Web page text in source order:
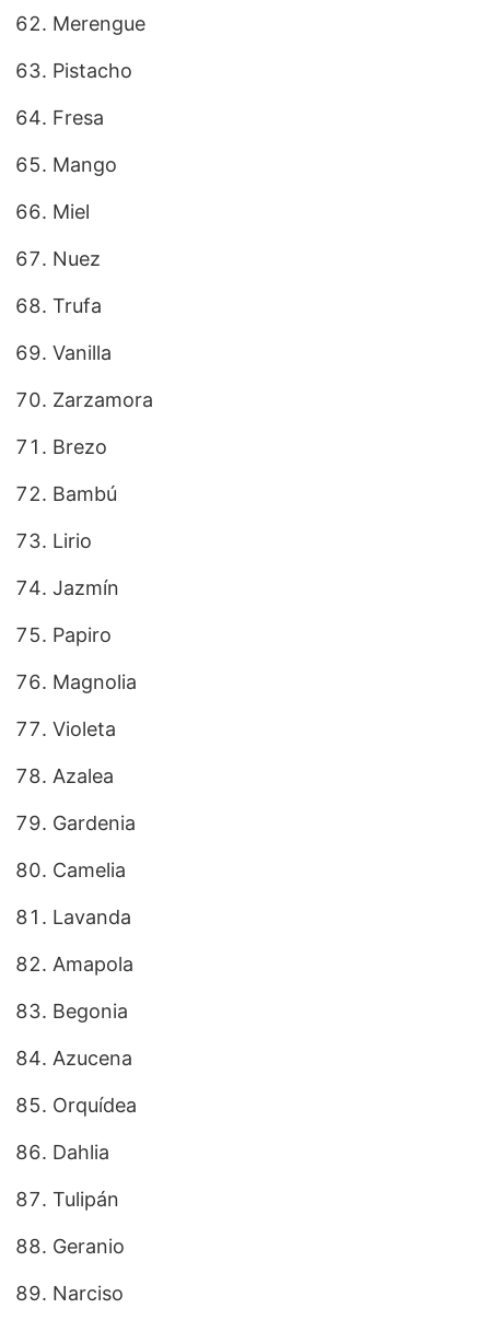
Merengue
Pistacho
Fresa
Mango
Miel
Nuez
Trufa
Vanilla
Zarzamora
Brezo
Bambú
Lirio
Jazmín
Papiro
Magnolia
Violeta
Azalea
Gardenia
Camelia
Lavanda
Amapola
Begonia
Azucena
Orquídea
Dahlia
Tulipán
Geranio
Narciso